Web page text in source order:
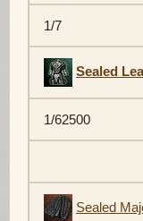
1/7
Sealed
1/62500
Sealed